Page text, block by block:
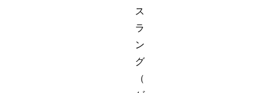
ス
ラ
ン
グ
（